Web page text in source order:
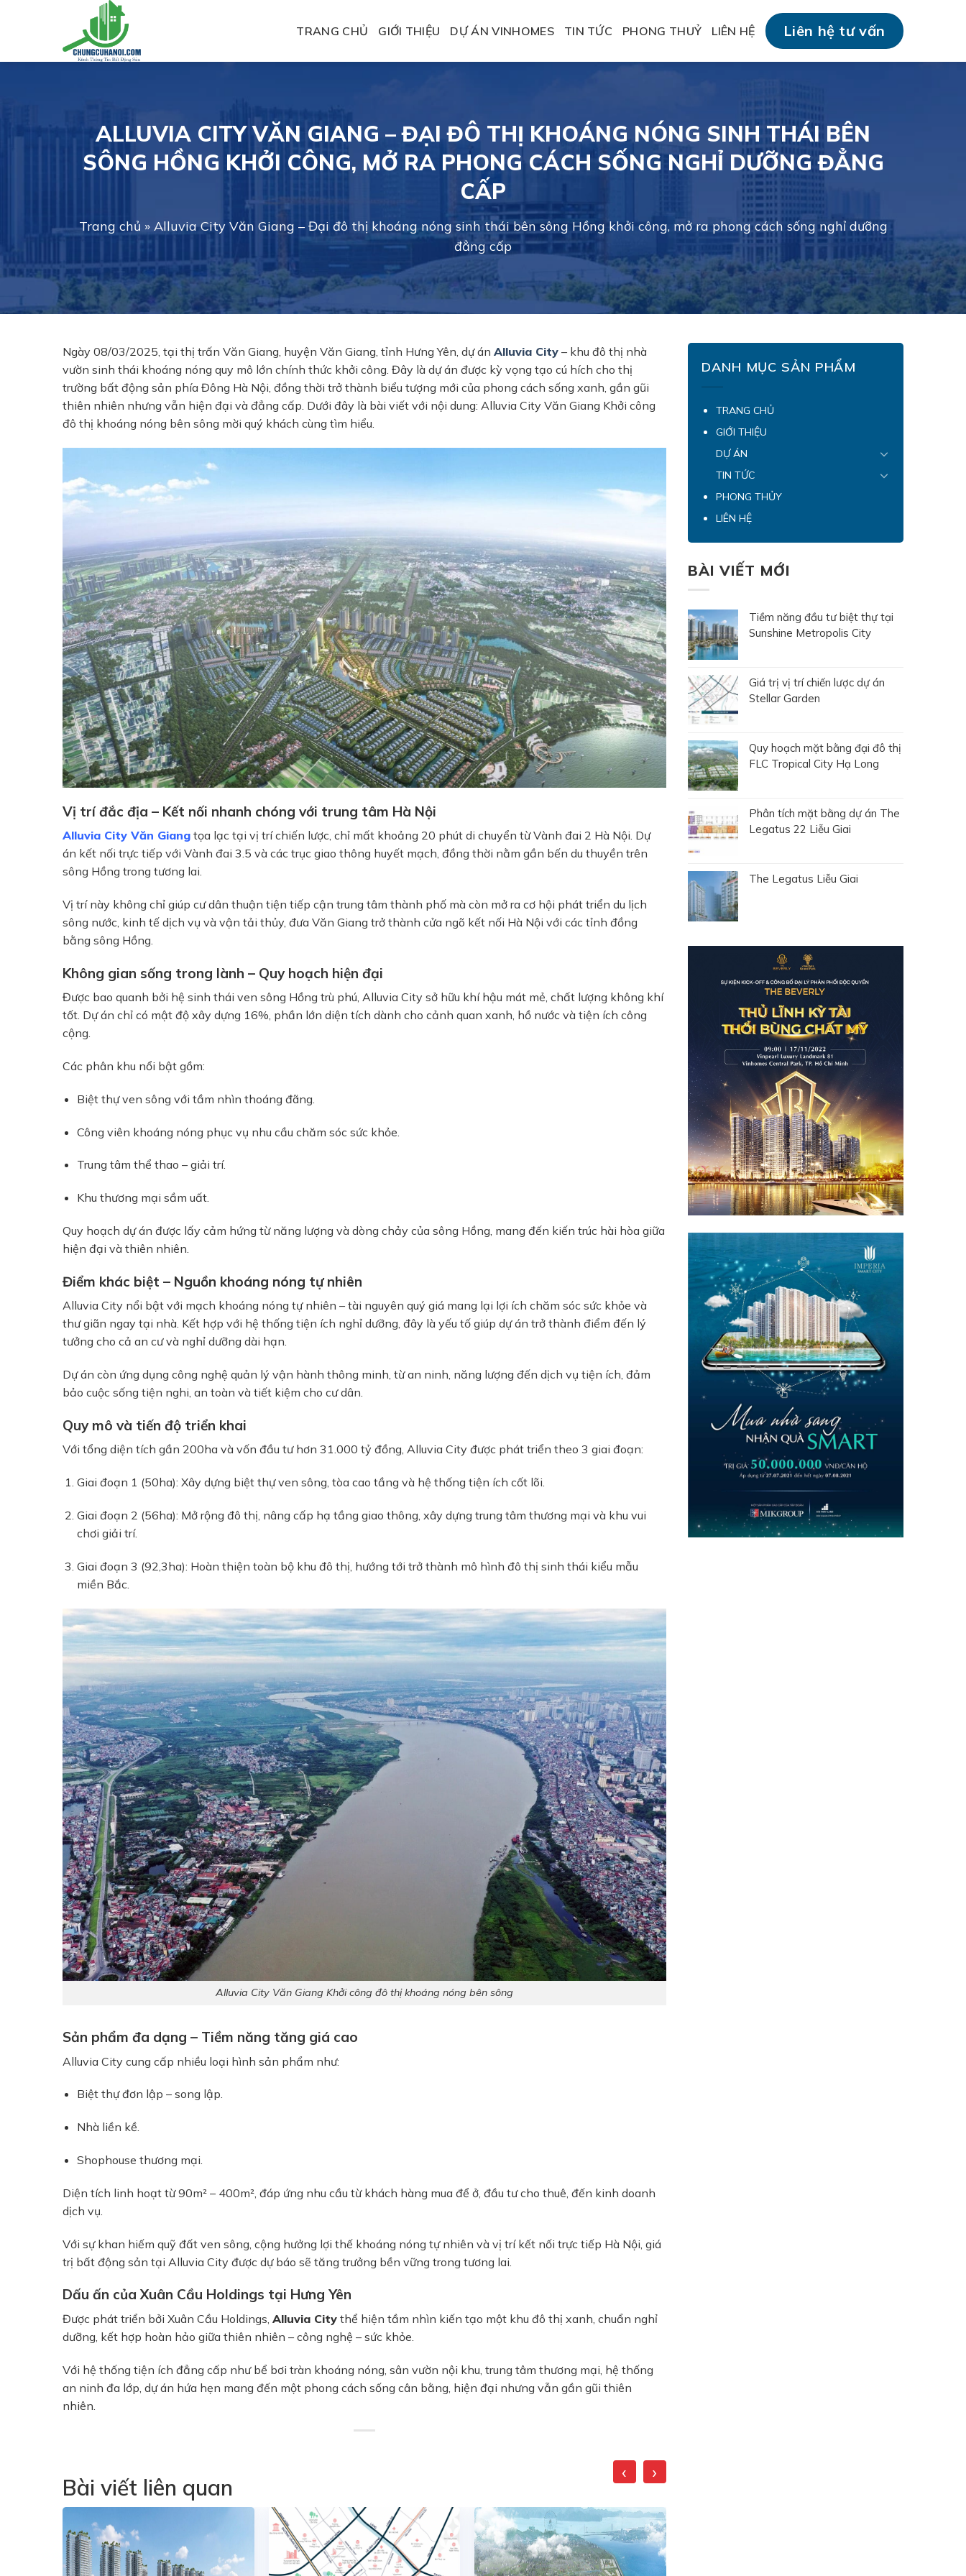
TRANG CHỦ GIỚI THIỆU DỰ ÁN VINHOMES TIN TỨC PHONG THUỶ LIÊN HỆ Liên hệ tư vấn
ALLUVIA CITY VĂN GIANG – ĐẠI ĐÔ THỊ KHOÁNG NÓNG SINH THÁI BÊN
SÔNG HỒNG KHỞI CÔNG, MỞ RA PHONG CÁCH SỐNG NGHỈ DƯỠNG ĐẲNG
CẤP
Trang chủ » Alluvia City Văn Giang – Đại đô thị khoáng nóng sinh thái bên sông Hồng khởi công, mở ra phong cách sống nghỉ dưỡng
đẳng cấp
Ngày 08/03/2025, tại thị trấn Văn Giang, huyện Văn Giang, tỉnh Hưng Yên, dự án Alluvia City – khu đô thị nhà
vườn sinh thái khoáng nóng quy mô lớn chính thức khởi công. Đây là dự án được kỳ vọng tạo cú hích cho thị
trường bất động sản phía Đông Hà Nội, đồng thời trở thành biểu tượng mới của phong cách sống xanh, gần gũi
thiên nhiên nhưng vẫn hiện đại và đẳng cấp. Dưới đây là bài viết với nội dung: Alluvia City Văn Giang Khởi công
đô thị khoáng nóng bên sông mời quý khách cùng tìm hiểu.
Vị trí đắc địa – Kết nối nhanh chóng với trung tâm Hà Nội
Alluvia City Văn Giang tọa lạc tại vị trí chiến lược, chỉ mất khoảng 20 phút di chuyển từ Vành đai 2 Hà Nội. Dự
án kết nối trực tiếp với Vành đai 3.5 và các trục giao thông huyết mạch, đồng thời nằm gần bến du thuyền trên
sông Hồng trong tương lai.
Vị trí này không chỉ giúp cư dân thuận tiện tiếp cận trung tâm thành phố mà còn mở ra cơ hội phát triển du lịch
sông nước, kinh tế dịch vụ và vận tải thủy, đưa Văn Giang trở thành cửa ngõ kết nối Hà Nội với các tỉnh đồng
bằng sông Hồng.
Không gian sống trong lành – Quy hoạch hiện đại
Được bao quanh bởi hệ sinh thái ven sông Hồng trù phú, Alluvia City sở hữu khí hậu mát mẻ, chất lượng không khí
tốt. Dự án chỉ có mật độ xây dựng 16%, phần lớn diện tích dành cho cảnh quan xanh, hồ nước và tiện ích công
cộng.
Các phân khu nổi bật gồm:
Biệt thự ven sông với tầm nhìn thoáng đãng.
Công viên khoáng nóng phục vụ nhu cầu chăm sóc sức khỏe.
Trung tâm thể thao – giải trí.
Khu thương mại sầm uất.
Quy hoạch dự án được lấy cảm hứng từ năng lượng và dòng chảy của sông Hồng, mang đến kiến trúc hài hòa giữa
hiện đại và thiên nhiên.
Điểm khác biệt – Nguồn khoáng nóng tự nhiên
Alluvia City nổi bật với mạch khoáng nóng tự nhiên – tài nguyên quý giá mang lại lợi ích chăm sóc sức khỏe và
thư giãn ngay tại nhà. Kết hợp với hệ thống tiện ích nghỉ dưỡng, đây là yếu tố giúp dự án trở thành điểm đến lý
tưởng cho cả an cư và nghỉ dưỡng dài hạn.
Dự án còn ứng dụng công nghệ quản lý vận hành thông minh, từ an ninh, năng lượng đến dịch vụ tiện ích, đảm
bảo cuộc sống tiện nghi, an toàn và tiết kiệm cho cư dân.
Quy mô và tiến độ triển khai
Với tổng diện tích gần 200ha và vốn đầu tư hơn 31.000 tỷ đồng, Alluvia City được phát triển theo 3 giai đoạn:
Giai đoạn 1 (50ha): Xây dựng biệt thự ven sông, tòa cao tầng và hệ thống tiện ích cốt lõi.
Giai đoạn 2 (56ha): Mở rộng đô thị, nâng cấp hạ tầng giao thông, xây dựng trung tâm thương mại và khu vui
chơi giải trí.
Giai đoạn 3 (92,3ha): Hoàn thiện toàn bộ khu đô thị, hướng tới trở thành mô hình đô thị sinh thái kiểu mẫu
miền Bắc.
Alluvia City Văn Giang Khởi công đô thị khoáng nóng bên sông
Sản phẩm đa dạng – Tiềm năng tăng giá cao
Alluvia City cung cấp nhiều loại hình sản phẩm như:
Biệt thự đơn lập – song lập.
Nhà liền kề.
Shophouse thương mại.
Diện tích linh hoạt từ 90m² – 400m², đáp ứng nhu cầu từ khách hàng mua để ở, đầu tư cho thuê, đến kinh doanh
dịch vụ.
Với sự khan hiếm quỹ đất ven sông, cộng hưởng lợi thế khoáng nóng tự nhiên và vị trí kết nối trực tiếp Hà Nội, giá
trị bất động sản tại Alluvia City được dự báo sẽ tăng trưởng bền vững trong tương lai.
Dấu ấn của Xuân Cầu Holdings tại Hưng Yên
Được phát triển bởi Xuân Cầu Holdings, Alluvia City thể hiện tầm nhìn kiến tạo một khu đô thị xanh, chuẩn nghỉ
dưỡng, kết hợp hoàn hảo giữa thiên nhiên – công nghệ – sức khỏe.
Với hệ thống tiện ích đẳng cấp như bể bơi tràn khoáng nóng, sân vườn nội khu, trung tâm thương mại, hệ thống
an ninh đa lớp, dự án hứa hẹn mang đến một phong cách sống cân bằng, hiện đại nhưng vẫn gần gũi thiên
nhiên.
Bài viết liên quan
‹ ›
DANH MỤC SẢN PHẨM
TRANG CHỦ
GIỚI THIỆU
DỰ ÁN
TIN TỨC
PHONG THỦY
LIÊN HỆ
BÀI VIẾT MỚI
Tiềm năng đầu tư biệt thự tại
Sunshine Metropolis City
Giá trị vị trí chiến lược dự án
Stellar Garden
Quy hoạch mặt bằng đại đô thị
FLC Tropical City Hạ Long
Phân tích mặt bằng dự án The
Legatus 22 Liễu Giai
The Legatus Liễu Giai